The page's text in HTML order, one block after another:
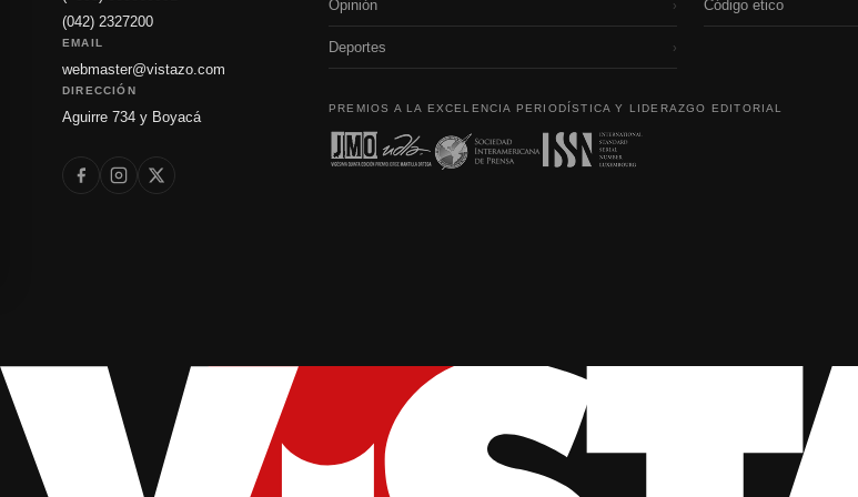
(042) 2327200
EMAIL
webmaster@vistazo.com
DIRECCIÓN
Aguirre 734 y Boyacá
Opinión ›
Deportes ›
Código etico
PREMIOS A LA EXCELENCIA PERIODÍSTICA Y LIDERAZGO EDITORIAL